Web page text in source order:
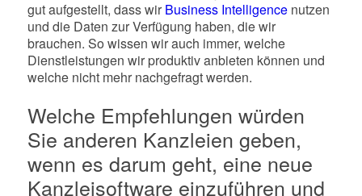
gut aufgestellt, dass wir Business Intelligencenutzen
und die Daten zur Verfügung haben, die wir
brauchen. So wissen wir auch immer, welche
Dienstleistungen wir produktiv anbieten können und
welche nicht mehr nachgefragt werden.
Welche Empfehlungen würden
Sie anderen Kanzleien geben,
wenn es darum geht, eine neue
Kanzleisoftware einzuführen und